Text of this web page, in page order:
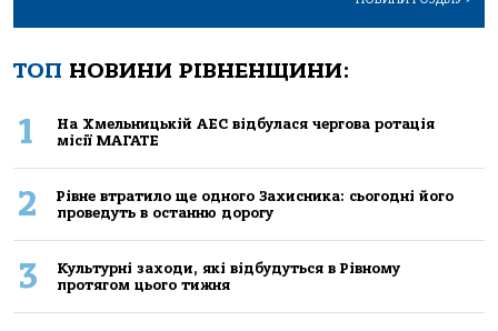
ТОП НОВИНИ РІВНЕНЩИНИ:
1
На Хмельницькій АЕС відбулася чергова ротація
місії МАГАТЕ
2
Рівне втратило ще одного Захисника: сьогодні його
проведуть в останню дорогу
3
Культурні заходи, які відбудуться в Рівному
протягом цього тижня